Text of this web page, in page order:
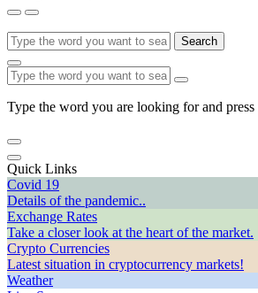
Search
Type the word you are looking for and
Quick Links
Covid 19
Details of the pandemic..
Exchange Rates
Take a closer look at the heart of the market.
Crypto Currencies
Latest situation in cryptocurrency markets!
Weather